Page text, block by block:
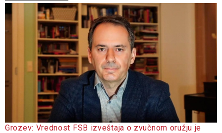
Grozev: Vrednost FSB izveštaja o zvučnom oružju je